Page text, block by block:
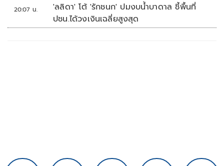
20:07 น.
'ลลิดา' โต้ 'รักชนก' ปมงบน้ำบาดาล ชี้พื้นที่
ปชน.ได้วงเงินเฉลี่ยสูงสุด